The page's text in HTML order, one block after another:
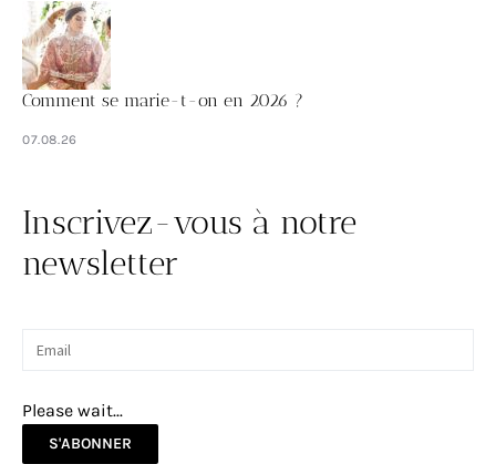
Comment se marie-t-on en 2026 ?
07.08.26
Inscrivez-vous à notre
newsletter
Please wait...
S'ABONNER